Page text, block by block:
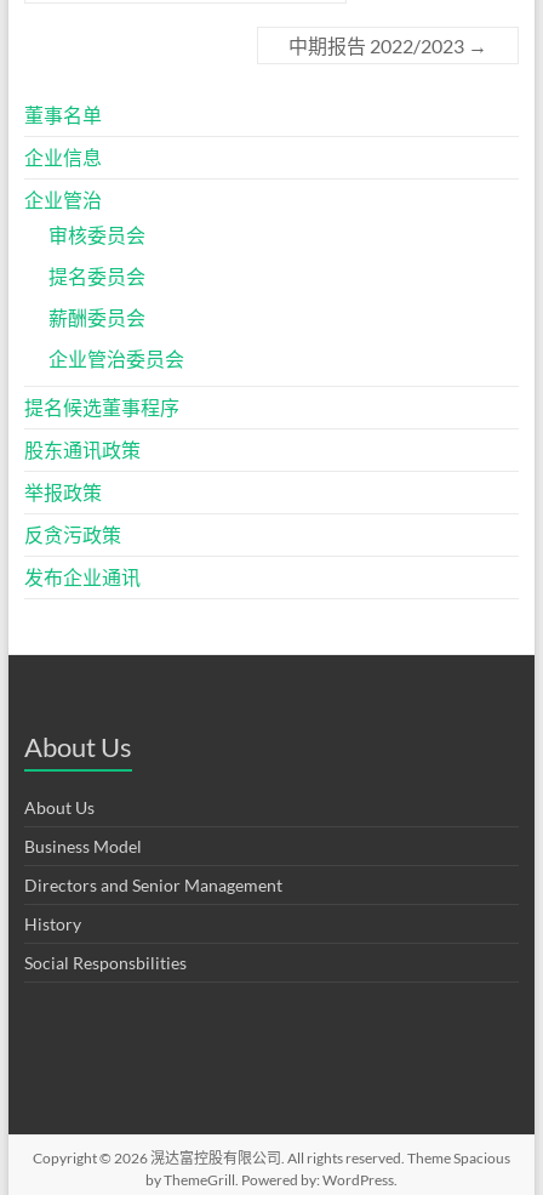
中期报告 2022/2023 →
董事名单
企业信息
企业管治
审核委员会
提名委员会
薪酬委员会
企业管治委员会
提名候选董事程序
股东通讯政策
举报政策
反贪污政策
发布企业通讯
About Us
About Us
Business Model
Directors and Senior Management
History
Social Responsbilities
Copyright © 2026滉达富控股有限公司. All rights reserved. ThemeSpacious
by ThemeGrill. Powered by: WordPress.